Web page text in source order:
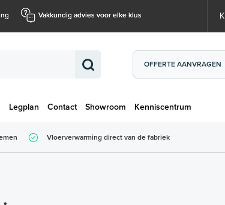
Vakkundig advies voor elke klus
OFFERTE AANVRAGEN
Legplan Contact Showroom Kenniscentrum
€ 0,00
Vloerverwarming direct van de fabriek